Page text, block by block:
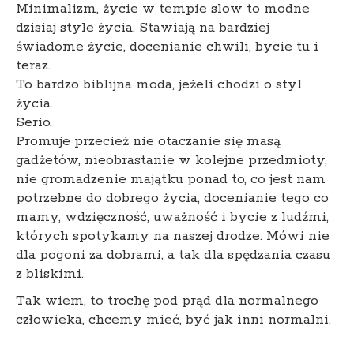
Minimalizm, życie w tempie slow to modne
dzisiaj style życia. Stawiają na bardziej
świadome życie, docenianie chwili, bycie tu i
teraz.
To bardzo biblijna moda, jeżeli chodzi o styl
życia.
Serio.
Promuje przecież nie otaczanie się masą
gadżetów, nieobrastanie w kolejne przedmioty,
nie gromadzenie majątku ponad to, co jest nam
potrzebne do dobrego życia, docenianie tego co
mamy, wdzięczność, uważność i bycie z ludźmi,
których spotykamy na naszej drodze. Mówi nie
dla pogoni za dobrami, a tak dla spędzania czasu
z bliskimi.
Tak wiem, to trochę pod prąd dla normalnego
człowieka, chcemy mieć, być jak inni normalni.